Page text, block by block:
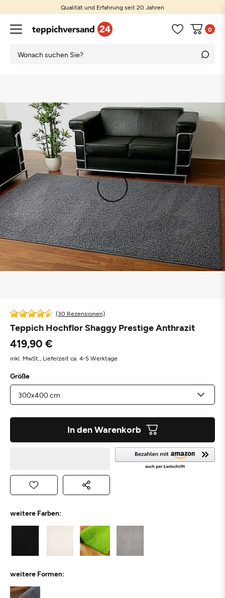
Qualität und Erfahrung seit 20 Jahren
0
(30 Rezensionen)
Teppich Hochflor Shaggy Prestige Anthrazit
419,90 €
inkl. MwSt., Lieferzeit ca. 4-5 Werktage
Größe
In den Warenkorb
weitere Farben:
weitere Formen: